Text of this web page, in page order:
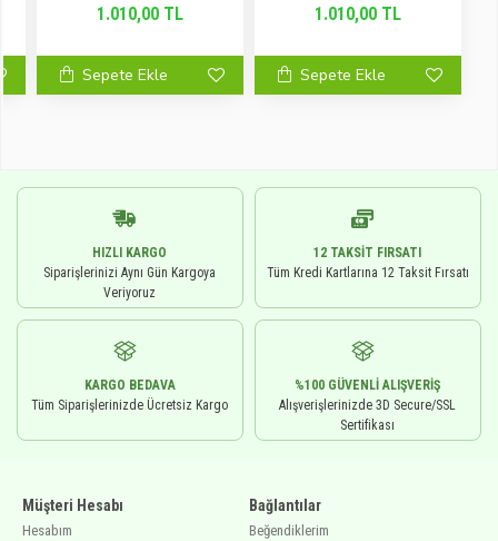
1.010,00 TL
Sepete Ekle
1.010,00 TL
Sepete Ekle
HIZLI KARGO
Siparişlerinizi Aynı Gün Kargoya
Veriyoruz
12 TAKSIT FIRSATI
Tüm Kredi Kartlarına 12 Taksit Fırsatı
KARGO BEDAVA
Tüm Siparişlerinizde Ücretsiz Kargo
%100 GÜVENLI ALIŞVERIŞ
Alışverişlerinizde 3D Secure/SSL
Sertifikası
Müşteri Hesabı
Hesabım
Bağlantılar
Beğendiklerim